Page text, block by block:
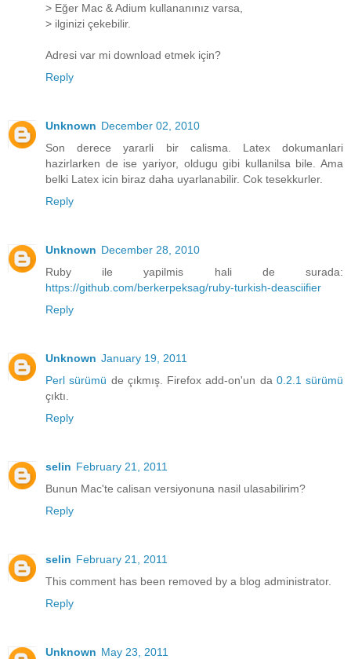
> Eğer Mac & Adium kullananınız varsa,
> ilginizi çekebilir.
Adresi var mi download etmek için?
Reply
Unknown December 02, 2010
Son derece yararli bir calisma. Latex dokumanlari
hazirlarken de ise yariyor, oldugu gibi kullanilsa bile. Ama
belki Latex icin biraz daha uyarlanabilir. Cok tesekkurler.
Reply
Unknown December 28, 2010
Ruby ile yapilmis hali de surada:
https://github.com/berkerpeksag/ruby-turkish-deasciifier
Reply
Unknown January 19, 2011
Perl sürümü de çıkmış. Firefox add-on'un da 0.2.1 sürümü
çıktı.
Reply
selin February 21, 2011
Bunun Mac'te calisan versiyonuna nasil ulasabilirim?
Reply
selin February 21, 2011
This comment has been removed by a blog administrator.
Reply
Unknown May 23, 2011